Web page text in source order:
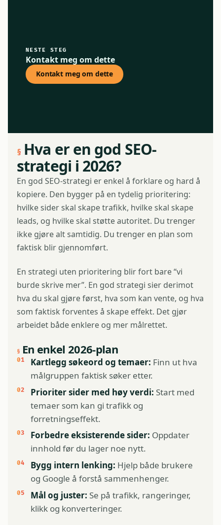
NESTE STEG
Kontakt meg om dette
Kontakt meg om dette
Hva er en god SEO-
strategi i 2026?
En god SEO-strategi er enkel å forklare og hard å
kopiere. Den bygger på en tydelig prioritering:
hvilke sider skal skape trafikk, hvilke skal skape
leads, og hvilke skal støtte autoritet. Du trenger
ikke gjøre alt samtidig. Du trenger en plan som
faktisk blir gjennomført.
En strategi uten prioritering blir fort bare “vi
burde skrive mer”. En god strategi sier derimot
hva du skal gjøre først, hva som kan vente, og hva
som faktisk forventes å skape effekt. Det gjør
arbeidet både enklere og mer målrettet.
En enkel 2026-plan
Kartlegg søkeord og temaer: Finn ut hva
målgruppen faktisk søker etter.
Prioriter sider med høy verdi: Start med
temaer som kan gi trafikk og
forretningseffekt.
Forbedre eksisterende sider: Oppdater
innhold før du lager noe nytt.
Bygg intern lenking: Hjelp både brukere
og Google å forstå sammenhenger.
Mål og juster: Se på trafikk, rangeringer,
klikk og konverteringer.